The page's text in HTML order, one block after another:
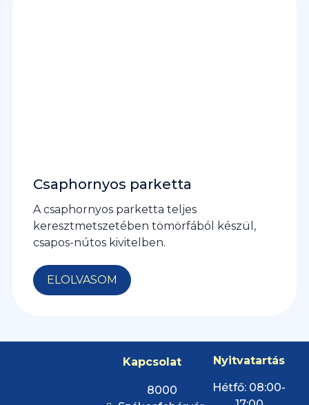
Csaphornyos parketta
A csaphornyos parketta teljes
keresztmetszetében tömörfából készül,
csapos-nútos kivitelben.
ELOLVASOM
Kapcsolat
8000
Nyitvatartás
Hétfő: 08:00-